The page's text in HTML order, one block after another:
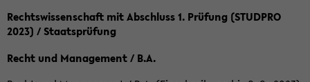
Rechtswissenschaft mit Abschluss 1. Prüfung (STUDPRO
2023) / Staatsprüfung
Recht und Management / B.A.